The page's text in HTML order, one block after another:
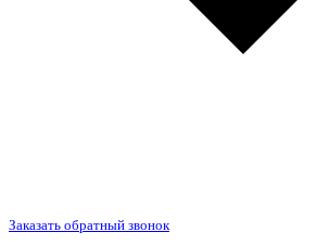
Заказать обратный звонок